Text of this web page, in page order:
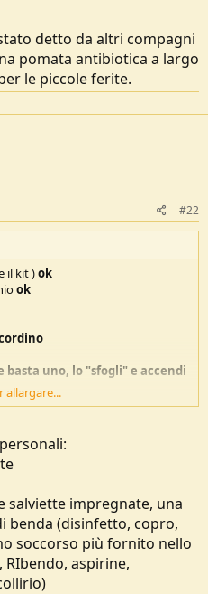
detto da altri compagni
pomata antibiotica a largo
le piccole ferite.
#22
il kit )ok
ok
basta uno, lo "sfogli" e accendi
mini led tipoquesto
meglio dei fiammiferi
allargare...
salviette impregnate, una
benda (disinfetto, copro,
soccorso più fornito nello
aspirine,